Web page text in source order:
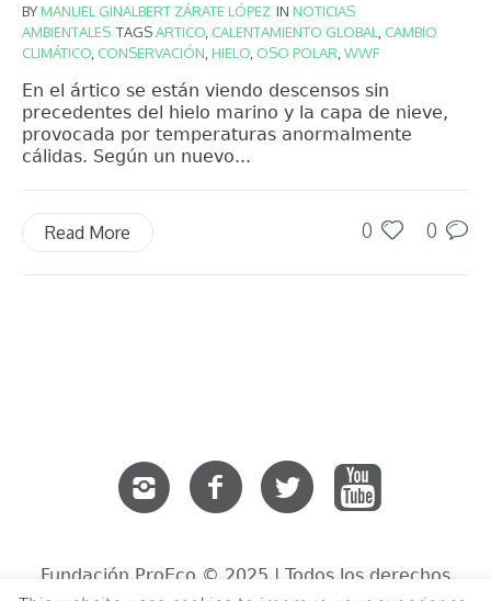
BYMANUEL GINALBERT ZÁRATE LÓPEZ IN NOTICIAS
AMBIENTALES TAGSARTICO CALENTAMIENTO GLOBAL
CAMBIO
CLIMÁTICO CONSERVACIÓN HIELO OSO POLAR WWF
En el ártico se están viendo descensos sin
precedentes del hielo marino y la capa de nieve,
provocada por temperaturas anormalmente
cálidas. Según un nuevo...
0 0
Read More
Fundación ProEco © 2025 | Todos los derechos